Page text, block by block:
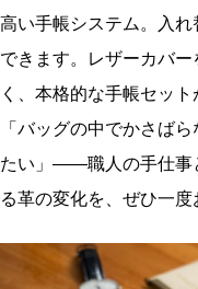
高い手帳システム。入
できます。レザーカバ
く、本格的な手帳セット
「バッグの中でかさば
たい」——職人の手仕事
る革の変化を、ぜひ一度